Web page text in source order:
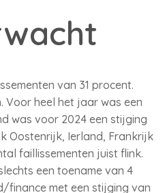
van 31 procent.
Voor heel het jaar was een
was voor 2024 een stijging
Oostenrijk, Ierland, Frankrijk
faillissementen juist flink.
een toename van 4
finance met een stijging van